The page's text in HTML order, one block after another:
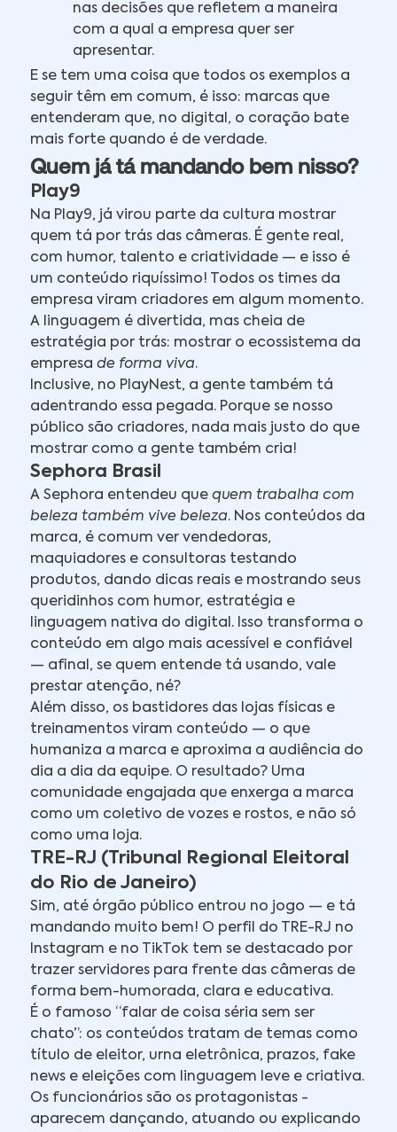
nas decisões que refletem a maneira
com a qual a empresa quer ser
apresentar.
E se tem uma coisa que todos os exemplos a
seguir têm em comum, é isso: marcas que
entenderam que, no digital, o coração bate
mais forte quando é de verdade.
Quem já tá mandando bem nisso?
Play9
Na Play9, já virou parte da cultura mostrar
quem tá por trás das câmeras. É gente real,
com humor, talento e criatividade — e isso é
um conteúdo riquíssimo! Todos os times da
empresa viram criadores em algum momento.
A linguagem é divertida, mas cheia de
estratégia por trás: mostrar o ecossistema da
empresade forma viva.
Inclusive, no PlayNest, a gente também tá
adentrando essa pegada. Porque se nosso
público são criadores, nada mais justo do que
mostrar como a gente também cria!
Sephora Brasil
A Sephora entendeu quequem trabalha com
beleza também vive beleza. Nos conteúdos da
marca, é comum ver vendedoras,
maquiadores e consultoras testando
produtos, dando dicas reais e mostrando seus
queridinhos com humor, estratégia e
linguagem nativa do digital. Isso transforma o
conteúdo em algo mais acessível e confiável
— afinal, se quem entende tá usando, vale
prestar atenção, né?
Além disso, os bastidores das lojas físicas e
treinamentos viram conteúdo — o que
humaniza a marca e aproxima a audiência do
dia a dia da equipe. O resultado? Uma
comunidade engajada que enxerga a marca
como um coletivo de vozes e rostos, e não só
como uma loja.
TRE-RJ (Tribunal Regional Eleitoral
do Rio de Janeiro)
Sim, até órgão público entrou no jogo — e tá
mandando muito bem! O perfil do TRE-RJ no
Instagram e no TikTok tem se destacado por
trazer servidores para frente das câmeras de
forma bem-humorada, clara e educativa.
É o famoso “falar de coisa séria sem ser
chato”: os conteúdos tratam de temas como
título de eleitor, urna eletrônica, prazos, fake
news e eleições com linguagem leve e criativa.
Os funcionários são os protagonistas -
aparecem dançando, atuando ou explicando